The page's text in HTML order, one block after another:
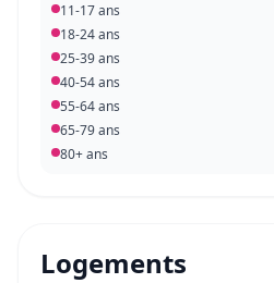
11-17 ans
18-24 ans
25-39 ans
40-54 ans
55-64 ans
65-79 ans
80+ ans
Logements